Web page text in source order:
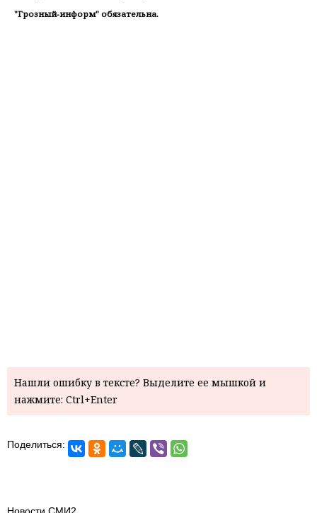
"Грозный-информ" обязательна.
Нашли ошибку в тексте? Выделите ее мышкой и
нажмите: Ctrl+Enter
Поделиться: